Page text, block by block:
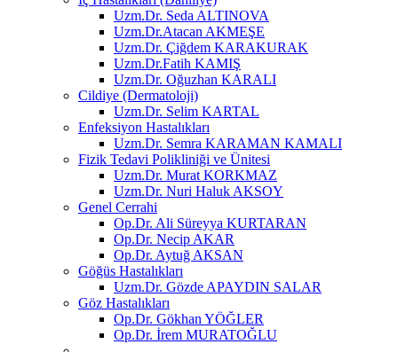
Uzm.Dr. Seda ALTINOVA
Uzm.Dr.Atacan AKMEŞE
Uzm.Dr. Çiğdem KARAKURAK
Uzm.Dr.Fatih KAMIŞ
Uzm.Dr. Oğuzhan KARALI
Cildiye (Dermatoloji)
Uzm.Dr. Selim KARTAL
Enfeksiyon Hastalıkları
Uzm.Dr. Semra KARAMAN KAMALI
Fizik Tedavi Polikliniği ve Ünitesi
Uzm.Dr. Murat KORKMAZ
Uzm.Dr. Nuri Haluk AKSOY
Genel Cerrahi
Op.Dr. Ali Süreyya KURTARAN
Op.Dr. Necip AKAR
Op.Dr. Aytuğ AKSAN
Göğüs Hastalıkları
Uzm.Dr. Gözde APAYDIN SALAR
Göz Hastalıkları
Op.Dr. Gökhan YÖĞLER
Op.Dr. İrem MURATOĞLU